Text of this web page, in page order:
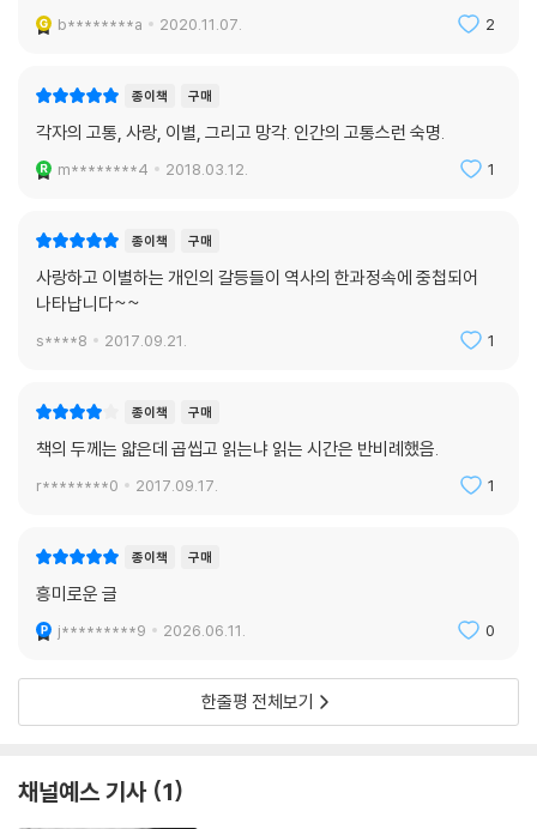
b********a 2020.11.07. 2
종이책 구매
각자의 고통, 사랑, 이별, 그리고 망각. 인간의 고통스런 숙명.
m********4 2018.03.12. 1
종이책 구매
사랑하고 이별하는 개인의 갈등들이 역사의 한과정속에 중첩되어
나타납니다~~
s****8 2017.09.21. 1
종이책 구매
책의 두께는 얇은데 곱씹고 읽는냐 읽는 시간은 반비례했음.
r********0 2017.09.17. 1
종이책 구매
흥미로운 글
j*********9 2026.06.11. 0
한줄평 전체보기
채널예스 기사 1